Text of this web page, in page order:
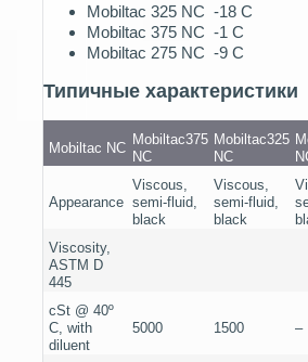
Mobiltac 325 NC -18 C
Mobiltac 375 NC -1 C
Mobiltac 275 NC -9 C
Типичные характеристики
Mobiltac NC
Mobiltac375
NC
Mobiltac325
NC
Appearance
Viscous,
semi-fluid,
black
Viscous,
semi-fluid,
black
Viscosity,
ASTM D
445
cSt @ 40º
C, with
diluent
5000 1500 –